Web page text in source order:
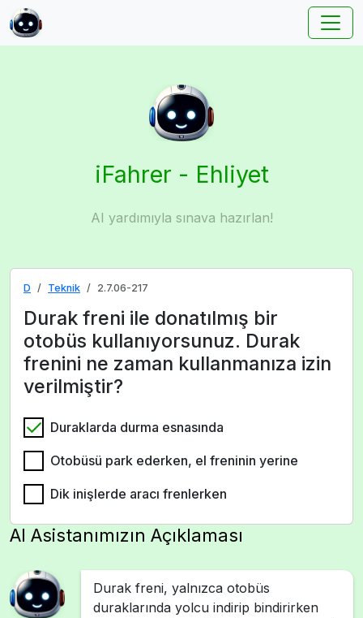
iFahrer - Ehliyet
AI yardımıyla sınava hazırlan!
D Teknik 2.7.06-217
Durak freni ile donatılmış bir
otobüs kullanıyorsunuz. Durak
frenini ne zaman kullanmanıza izin
verilmiştir?
Duraklarda durma esnasında
Otobüsü park ederken, el freninin yerine
Dik inişlerde aracı frenlerken
AI Asistanımızın Açıklaması
Durak freni, yalnızca otobüs
duraklarında yolcu indirip bindirirken